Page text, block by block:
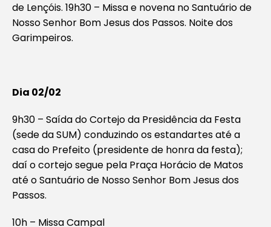
de Lençóis. 19h30 – Missa e novena no Santuário de
Nosso Senhor Bom Jesus dos Passos. Noite dos
Garimpeiros.
Dia 02/02
9h30 – Saída do Cortejo da Presidência da Festa
(sede da SUM) conduzindo os estandartes até a
casa do Prefeito (presidente de honra da festa);
daí o cortejo segue pela Praça Horácio de Matos
até o Santuário de Nosso Senhor Bom Jesus dos
Passos.
10h – Missa Campal